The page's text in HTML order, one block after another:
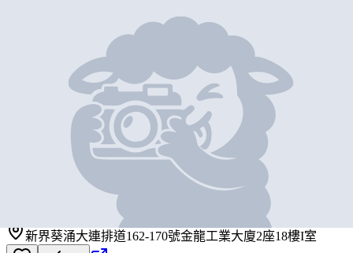
山下木舍
新界葵涌大連排道162-170號金龍工業大廈2座18樓I室